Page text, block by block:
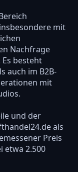
mit
Nachfrage
besteht
auch im B2B-
mit
und der
als
Preis
etwa 2.500